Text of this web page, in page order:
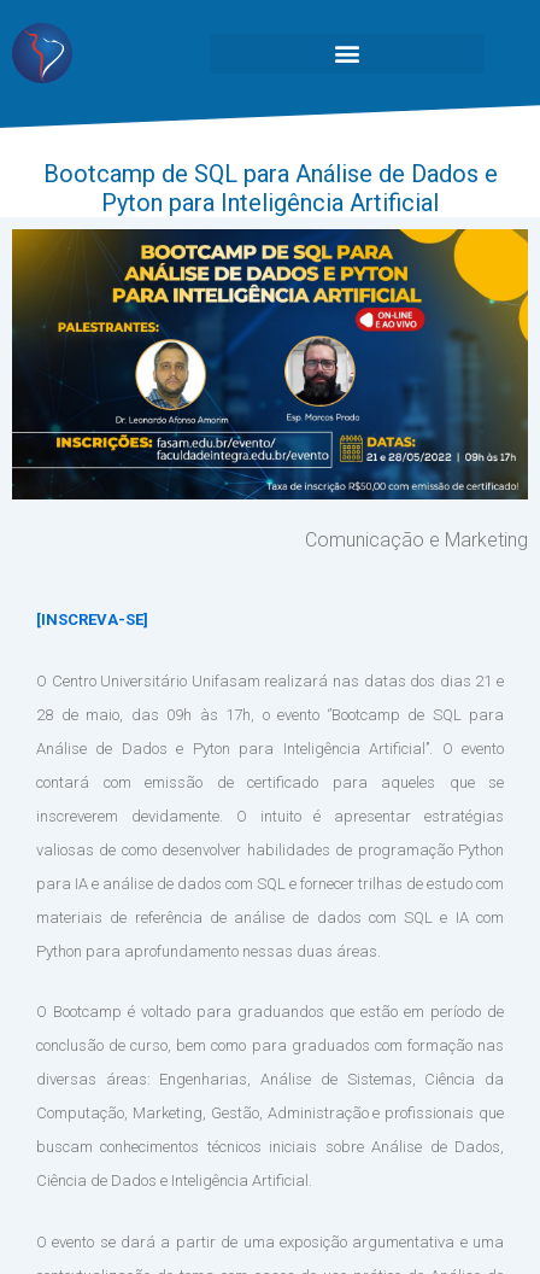
Bootcamp de SQL para Análise de Dados e
Pyton para Inteligência Artificial
Comunicação e Marketing
[INSCREVA-SE]
O Centro Universitário Unifasam realizará nas datas dos dias 21 e
28 de maio, das 09h às 17h, o evento ‘’Bootcamp de SQL para
Análise de Dados e Pyton para Inteligência Artificial’’. O evento
contará com emissão de certificado para aqueles que se
inscreverem devidamente. O intuito é apresentar estratégias
valiosas de como desenvolver habilidades de programação Python
para IA e análise de dados com SQL e fornecer trilhas de estudo com
materiais de referência de análise de dados com SQL e IA com
Python para aprofundamento nessas duas áreas.
O Bootcamp é voltado para graduandos que estão em período de
conclusão de curso, bem como para graduados com formação nas
diversas áreas: Engenharias, Análise de Sistemas, Ciência da
Computação, Marketing, Gestão, Administração e profissionais que
buscam conhecimentos técnicos iniciais sobre Análise de Dados,
Ciência de Dados e Inteligência Artificial.
O evento se dará a partir de uma exposição argumentativa e uma